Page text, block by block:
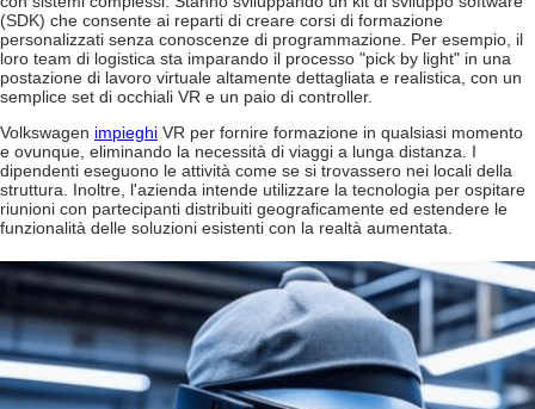
(SDK) che consente ai reparti di creare corsi di formazione
personalizzati senza conoscenze di programmazione. Per esempio, il
loro team di logistica sta imparando il processo "pick by light" in una
postazione di lavoro virtuale altamente dettagliata e realistica, con un
semplice set di occhiali VR e un paio di controller.
Volkswagen impieghi VR per fornire formazione in qualsiasi momento
e ovunque, eliminando la necessità di viaggi a lunga distanza. I
dipendenti eseguono le attività come se si trovassero nei locali della
struttura. Inoltre, l'azienda intende utilizzare la tecnologia per ospitare
riunioni con partecipanti distribuiti geograficamente ed estendere le
funzionalità delle soluzioni esistenti con la realtà aumentata.